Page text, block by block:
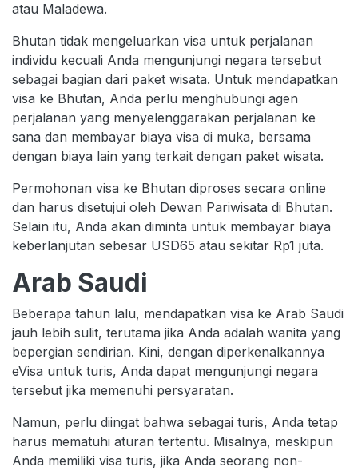
atau Maladewa.
Bhutan tidak mengeluarkan visa untuk perjalanan
individu kecuali Anda mengunjungi negara tersebut
sebagai bagian dari paket wisata. Untuk mendapatkan
visa ke Bhutan, Anda perlu menghubungi agen
perjalanan yang menyelenggarakan perjalanan ke
sana dan membayar biaya visa di muka, bersama
dengan biaya lain yang terkait dengan paket wisata.
Permohonan visa ke Bhutan diproses secara online
dan harus disetujui oleh Dewan Pariwisata di Bhutan.
Selain itu, Anda akan diminta untuk membayar biaya
keberlanjutan sebesar USD65 atau sekitar Rp1 juta.
Arab Saudi
Beberapa tahun lalu, mendapatkan visa ke Arab Saudi
jauh lebih sulit, terutama jika Anda adalah wanita yang
bepergian sendirian. Kini, dengan diperkenalkannya
eVisa untuk turis, Anda dapat mengunjungi negara
tersebut jika memenuhi persyaratan.
Namun, perlu diingat bahwa sebagai turis, Anda tetap
harus mematuhi aturan tertentu. Misalnya, meskipun
Anda memiliki visa turis, jika Anda seorang non-